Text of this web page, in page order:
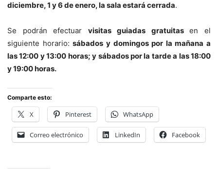
diciembre, 1 y 6 de enero, la sala estará cerrada.
Se podrán efectuar visitas guiadas gratuitasen el
siguiente horario:sábados y domingos por la mañana a
las 12:00 y 13:00 horas; y sábados por la tarde a las 18:00
y 19:00 horas.
Comparte esto:
X Pinterest WhatsApp
Correo electrónico LinkedIn Facebook